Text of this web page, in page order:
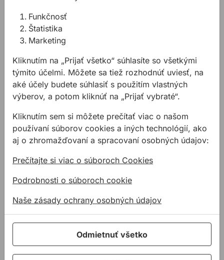
Uhlová brúska BOSCH AKU/GWS18V-11 S 125mm
Uhlová brúska
BOSCH
AKU/GWS18V-11 S
125mm
maximálne všestranné
170,29 €/ ks
Nie je na sklade
Uhlová brúska
BOSCH
AKU/GWS18V-11 S
125mm solo
maximálne všestranné
247,23 €
247,23€ s DPH
Funkčnosť
Štatistika
Marketing
Kliknutím na „Prijať všetko“ súhlasíte so všetkými
týmito účelmi. Môžete sa tiež rozhodnúť uviesť, na
aké účely budete súhlasiť s použitím vlastných
výberov, a potom kliknúť na „Prijať vybraté“.
Kliknutím sem si môžete prečítať viac o našom
používaní súborov cookies a iných technológií, ako
aj o zhromažďovaní a spracovaní osobných údajov:
Prečítajte si viac o súboroch Cookies
Podrobnosti o súboroch cookie
Naše zásady ochrany osobných údajov
Odmietnuť všetko